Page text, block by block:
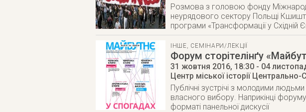
Розмова з головою фонду
неурядового сектору Польщі
програми «Трансформації у Східній
ІНШЕ, СЕМІНАРИ/ЛЕКЦІЇ
Форум сторітелінґу
31 жовтня 2016, 18:30 - 04
Центр міської історії Центрально-
Публічні зустрічі з молодими
власного вибору. Наприкінці
форматі панельної дискусії